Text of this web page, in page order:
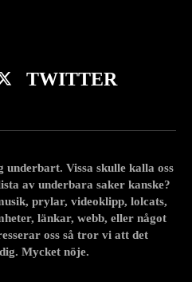
TWITTER
Vissa skulle kalla oss
av underbara saker kanske?
prylar, videoklipp, lolcats,
länkar, webb, eller något
oss så tror vi att det
Mycket nöje.